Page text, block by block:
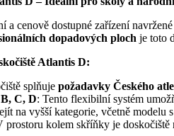
a cenově dostupné zařízení
dopadových ploch je toto
Atlantis D:
splňuje požadavky Českého
C, D: Tento flexibilní systém
na vyšší kategorie, včetně modelu
prostoru kolem skříňky je